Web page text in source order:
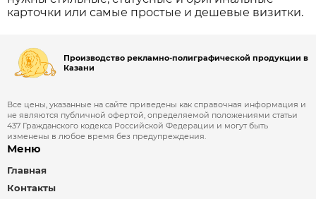
карточки или самые простые и дешевые визитки.
Производство рекламно-полиграфической продукции в
Казани
Все цены, указанные на сайте приведены как справочная информация и
не являются публичной офертой, определяемой положениями статьи
437 Гражданского кодекса Российской Федерации и могут быть
изменены в любое время без предупреждения.
Меню
Главная
Контакты